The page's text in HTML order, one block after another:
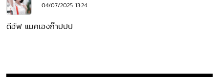
04/07/2025 13:24
ดีฮัฟ แมคเองก๊าปปป